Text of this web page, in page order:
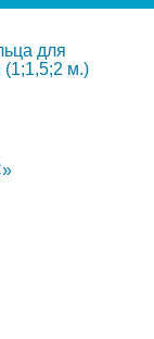
для
(1;1,5;2 м.)